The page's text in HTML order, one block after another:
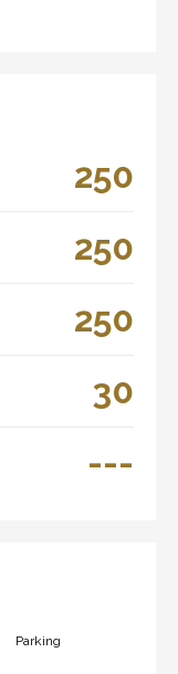
250
250
250
30
---
Parking